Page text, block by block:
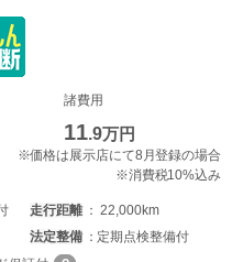
諸費用
11.9万円
※価格は展示店にて8月登録の場合
※消費税10%込み
走行距離
22,000km
法定整備
定期点検整備付